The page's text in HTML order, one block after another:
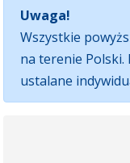
Uwaga!
Wszystkie
na terenie Polski.
ustalane